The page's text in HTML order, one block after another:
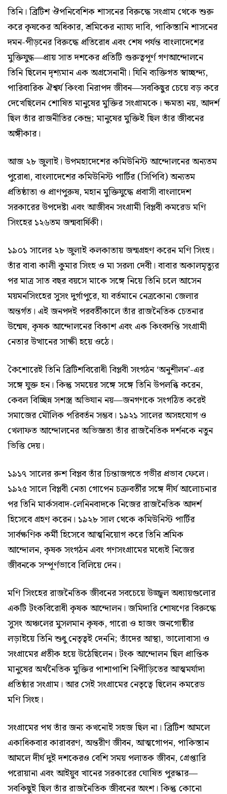
তিনি। ব্রিটিশ ঔপনিবেশিক শাসনের বিরুদ্ধে সংগ্রাম থেকে শুরু
করে কৃষকের অধিকার, শ্রমিকের ন্যায্য দাবি, পাকিস্তানি শাসনের
দমন-পীড়নের বিরুদ্ধে প্রতিরোধ এবং শেষ পর্যন্ত বাংলাদেশের
মুক্তিযুদ্ধ—প্রায় সাত দশকের প্রতিটি গুরুত্বপূর্ণ গণআন্দোলনে
তিনি ছিলেন দৃশ্যমান এক অগ্রসেনানী। যিনি ব্যক্তিগত স্বাচ্ছন্দ্য,
পারিবারিক ঐশ্বর্য কিংবা নিরাপদ জীবন—সবকিছুর চেয়ে বড় করে
দেখেছিলেন শোষিত মানুষের মুক্তির সংগ্রামকে। ক্ষমতা নয়, আদর্শ
ছিল তাঁর রাজনীতির কেন্দ্র; মানুষের মুক্তিই ছিল তাঁর জীবনের
অঙ্গীকার।
আজ ২৮ জুলাই। উপমহাদেশের কমিউনিস্ট আন্দোলনের অন্যতম
পুরোধা, বাংলাদেশের কমিউনিস্ট পার্টির (সিপিবি) অন্যতম
প্রতিষ্ঠাতা ও প্রাণপুরুষ, মহান মুক্তিযুদ্ধে প্রবাসী বাংলাদেশ
সরকারের উপদেষ্টা এবং আজীবন সংগ্রামী বিপ্লবী কমরেড মণি
সিংহের ১২৬তম জন্মবার্ষিকী।
১৯০১ সালের ২৮ জুলাই কলকাতায় জন্মগ্রহণ করেন মণি সিংহ।
তাঁর বাবা কালী কুমার সিংহ ও মা সরলা দেবী। বাবার অকালমৃত্যুর
পর মাত্র সাত বছর বয়সে মাকে সঙ্গে নিয়ে তিনি চলে আসেন
ময়মনসিংহের সুসং দুর্গাপুরে, যা বর্তমানে নেত্রকোনা জেলার
অন্তর্গত। এই জনপদই পরবর্তীকালে তাঁর রাজনৈতিক চেতনার
উন্মেষ, কৃষক আন্দোলনের বিকাশ এবং এক কিংবদন্তি সংগ্রামী
নেতার উত্থানের সাক্ষী হয়ে ওঠে।
কৈশোরেই তিনি ব্রিটিশবিরোধী বিপ্লবী সংগঠন ‘অনুশীলন’-এর
সঙ্গে যুক্ত হন। কিন্তু সময়ের সঙ্গে সঙ্গে তিনি উপলব্ধি করেন,
কেবল বিচ্ছিন্ন সশস্ত্র অভিযান নয়—জনগণকে সংগঠিত করেই
সমাজের মৌলিক পরিবর্তন সম্ভব। ১৯২১ সালের অসহযোগ ও
খেলাফত আন্দোলনের অভিজ্ঞতা তাঁর রাজনৈতিক দর্শনকে নতুন
ভিত্তি দেয়।
১৯১৭ সালের রুশ বিপ্লব তাঁর চিন্তাজগতে গভীর প্রভাব ফেলে।
১৯২৫ সালে বিপ্লবী নেতা গোপেন চক্রবর্তীর সঙ্গে দীর্ঘ আলোচনার
পর তিনি মার্কসবাদ-লেনিনবাদকে নিজের রাজনৈতিক আদর্শ
হিসেবে গ্রহণ করেন। ১৯২৮ সাল থেকে কমিউনিস্ট পার্টির
সার্বক্ষণিক কর্মী হিসেবে আত্মনিয়োগ করে তিনি শ্রমিক
আন্দোলন, কৃষক সংগঠন এবং গণসংগ্রামের মধ্যেই নিজের
জীবনকে সম্পূর্ণভাবে বিলিয়ে দেন।
মণি সিংহের রাজনৈতিক জীবনের সবচেয়ে উজ্জ্বল অধ্যায়গুলোর
একটি টংকবিরোধী কৃষক আন্দোলন। জমিদারি শোষণের বিরুদ্ধে
সুসং অঞ্চলের মুসলমান কৃষক, গারো ও হাজং জনগোষ্ঠীর
লড়াইয়ে তিনি শুধু নেতৃত্বই দেননি; তাঁদের আস্থা, ভালোবাসা ও
সংগ্রামের প্রতীক হয়ে উঠেছিলেন। টংক আন্দোলন ছিল প্রান্তিক
মানুষের অর্থনৈতিক মুক্তির পাশাপাশি নিপীড়িতের আত্মমর্যাদা
প্রতিষ্ঠার সংগ্রাম। আর সেই সংগ্রামের নেতৃত্বে ছিলেন কমরেড
মণি সিংহ।
সংগ্রামের পথ তাঁর জন্য কখনোই সহজ ছিল না। ব্রিটিশ আমলে
একাধিকবার কারাবরণ, অন্তরীণ জীবন, আত্মগোপন, পাকিস্তান
আমলে দীর্ঘ দুই দশকেরও বেশি সময় পলাতক জীবন, গ্রেপ্তারি
পরোয়ানা এবং আইয়ুব খানের সরকারের ঘোষিত পুরস্কার—
সবকিছুই ছিল তাঁর রাজনৈতিক জীবনের অংশ। কিন্তু কোনো